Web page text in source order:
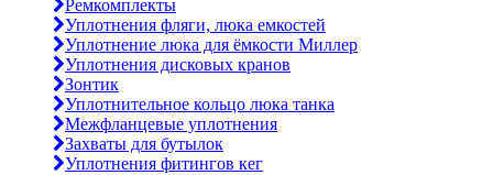
Ремкомплекты
Уплотнения фляги, люка емкостей
Уплотнение люка для ёмкости Миллер
Уплотнения дисковых кранов
Зонтик
Уплотнительное кольцо люка танка
Межфланцевые уплотнения
Захваты для бутылок
Уплотнения фитингов кег